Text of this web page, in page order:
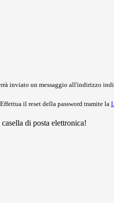
inviato un messaggio all'indirizzo
il reset della password tramite la
di posta elettronica!